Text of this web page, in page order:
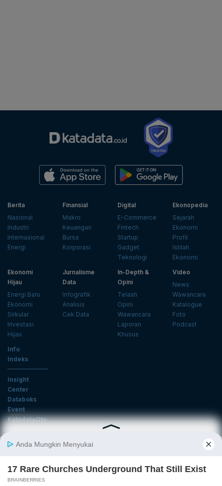
Berita
Nasional
Industri
Internasional
Energi
Finansial
Makro
Keuangan
Bursa
Korporasi
Digital
E-Commerce
Fintech
Startup
Gadget
Teknologi
Ekonopedia
Sejarah
Ekonomi
Profil
Istilah
Ekonomi
Ekonomi
Hijau
Energi Baru
Ekonomi
Sirkular
Investasi
Hijau
Jurnalisme
Data
Infografik
Analisis
Cek Data
In-Depth &
Opini
Telaah
Opini
Wawancara
Laporan
Khusus
Video
News
Wawancara
Katalogue
Foto
Podcast
Info
Indeks
Insight
Center
Databoks
Event
KatadataOto
Langganan Newsletter
Daftar